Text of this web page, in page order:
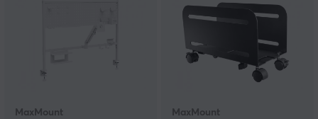
MaxMount MaxMount